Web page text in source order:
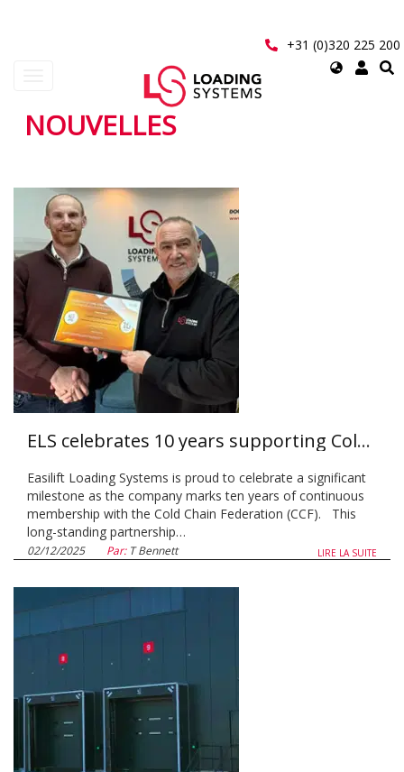
+31 (0)320 225 200
Select
account
menu
NOUVELLES
ELS celebrates 10 years supporting Cold Chain Federation
Easilift Loading Systems is proud to celebrate a significant
milestone as the company marks ten years of continuous
membership with the Cold Chain Federation (CCF). This
long-standing partnership…
LIRE LA SUITE
02/12/2025 Par:T Bennett
Pagination